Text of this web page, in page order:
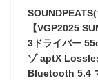
【VGP2025
3ドライバー
ゾ aptX
Bluetooth 5.4